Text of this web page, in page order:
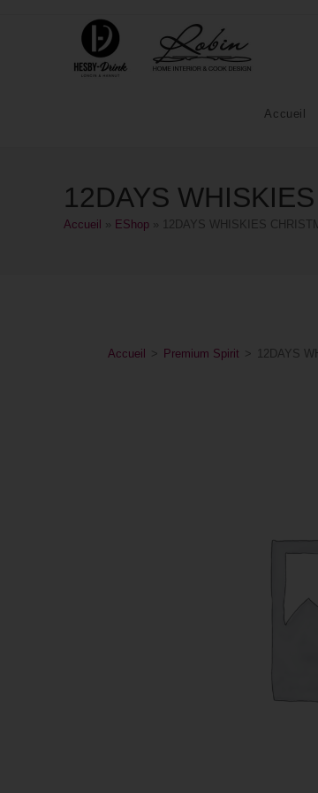
Accueil
12DAYS
Accueil EShop 12DAYS WHISKIES
Accueil > Premium Spirit > 12DAYS